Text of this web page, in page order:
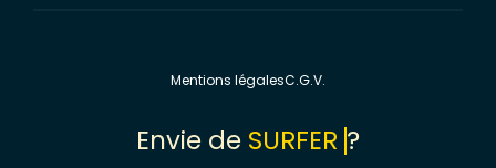
Mentions légalesC.G.V.
Envie de SURFER ?